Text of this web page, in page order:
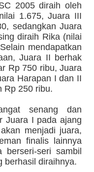
2005 diraih oleh
1.675, Juara III
sedangkan Juara
diraih Rika (nilai
mendapatkan
Juara II berhak
Rp 750 ribu, Juara
Harapan I dan II
Rp 250 ribu.
senang dan
Juara I pada ajang
menjadi juara,
finalis lainnya
berseri-seri sambil
berhasil diraihnya.